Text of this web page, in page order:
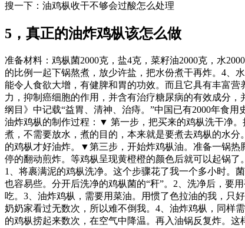
搜一下：油鸡枞收干不够会过酸怎么处理
5，真正的油炸鸡枞该怎么做
准备材料：鸡枞菌2000克，盐4克，菜籽油2000克，水
的比例一起下锅熬煮，放少许盐，把水份煮干再炸。4、
能令人食欲大增，有健脾和胃的功效。而且它具有丰富
力，抑制癌细胞的作用，并含有治疗糖尿病的有效成分
纲目》中记载“益胃、清神、治痔。”中国已有2000年食
油炸鸡枞的制作过程：▼ 第一步，把买来的鸡枞洗干净
煮，不需要放水，煮的目的，本来就是要煮去鸡枞的水
的鸡枞才好油炸。▼第三步，开始炸鸡枞油。准备一锅热
停的翻动煎炸。等鸡枞呈现黄橙橙的颜色后就可以起锅了
1、将裹满泥的鸡枞洗净。这个步骤花了我一个多小时。
也容易些。分开后洗净的鸡枞菌的“秆”。2、洗净后，要
吃。3、油炸鸡枞，需要用菜油。用惯了色拉油的我，只
奶奶家看过无数次，所以难不倒我。4、油炸鸡枞，同样
的鸡枞捞起来数次，在空气中降温。再入油锅反复炸。